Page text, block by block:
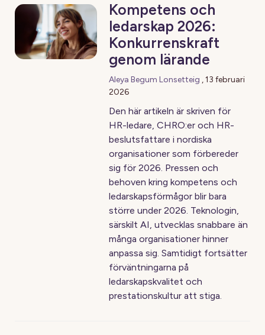
Kompetens och
ledarskap 2026:
Konkurrenskraft
genom lärande
Aleya Begum Lonsetteig ,13 februari
2026
Den här artikeln är skriven för
HR-ledare, CHRO:er och HR-
beslutsfattare i nordiska
organisationer som förbereder
sig för 2026. Pressen och
behoven kring kompetens och
ledarskapsförmågor blir bara
större under 2026. Teknologin,
särskilt AI, utvecklas snabbare än
många organisationer hinner
anpassa sig. Samtidigt fortsätter
förväntningarna på
ledarskapskvalitet och
prestationskultur att stiga.